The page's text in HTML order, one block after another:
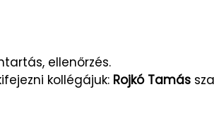
ellenőrzés.
kollégájuk: Rojkó Tamás